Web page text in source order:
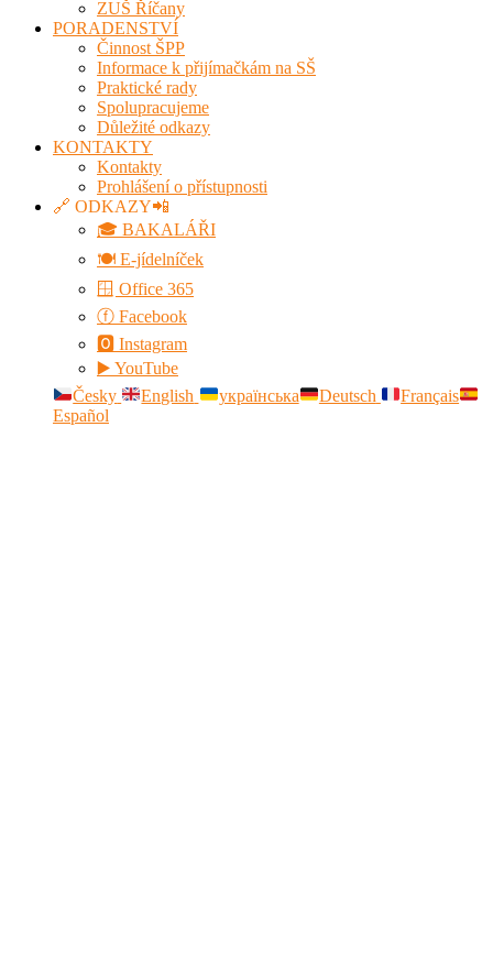
ZUŠ Říčany
PORADENSTVÍ
Činnost ŠPP
Informace k přijímačkám na SŠ
Praktické rady
Spolupracujeme
Důležité odkazy
KONTAKTY
Kontakty
Prohlášení o přístupnosti
🔗 ODKAZY📲
🎓 BAKALÁŘI
🍽️ E-jídelníček
🪟 Office 365
ⓕ Facebook
🅾 Instagram
▶️ YouTube
Česky
English українська Deutsch
Français
Español